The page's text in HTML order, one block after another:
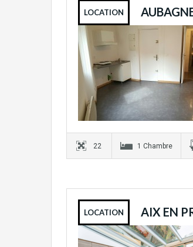
LOCATION
22 1 Chambre
LOCATION AIX EN